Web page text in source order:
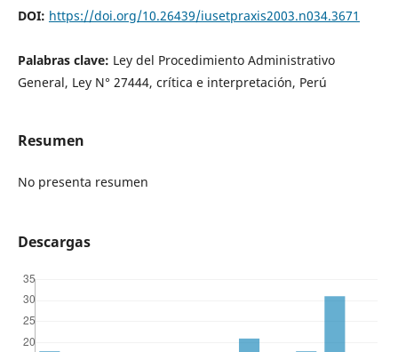
DOI: https://doi.org/10.26439/iusetpraxis2003.n034.3671
Palabras clave: Ley del Procedimiento Administrativo
General, Ley N° 27444, crítica e interpretación, Perú
Resumen
No presenta resumen
Descargas